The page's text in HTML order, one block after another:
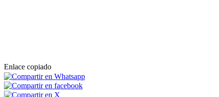
Enlace copiado